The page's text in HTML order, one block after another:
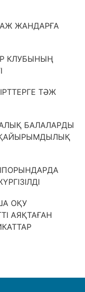
ЖАНДАРҒА
КЛУБЫНЫҢ
ТӘЖ
БАЛАЛАРДЫ
ҚАЙЫРЫМДЫЛЫҚ
ОҚУ
АЯҚТАҒАН